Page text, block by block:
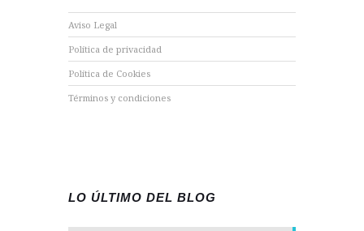
Aviso Legal
Política de privacidad
Política de Cookies
Términos y condiciones
LO ÚLTIMO DEL BLOG